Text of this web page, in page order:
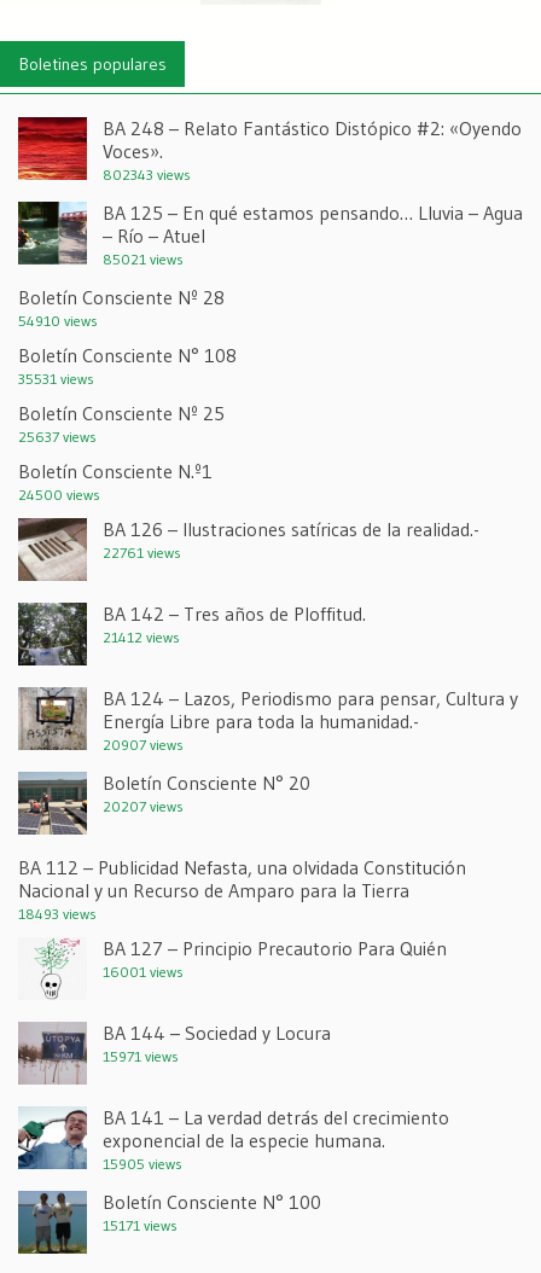
Boletines populares
BA 248 – Relato Fantástico Distópico #2: «Oyendo
Voces».
802343 views
BA 125 – En qué estamos pensando… Lluvia – Agua
– Río – Atuel
85021 views
Boletín Consciente Nº 28
54910 views
Boletín Consciente N° 108
35531 views
Boletín Consciente Nº 25
25637 views
Boletín Consciente N.º1
24500 views
BA 126 – Ilustraciones satíricas de la realidad.-
22761 views
BA 142 – Tres años de Ploffitud.
21412 views
BA 124 – Lazos, Periodismo para pensar, Cultura y
Energía Libre para toda la humanidad.-
20907 views
Boletín Consciente N° 20
20207 views
BA 112 – Publicidad Nefasta, una olvidada Constitución
Nacional y un Recurso de Amparo para la Tierra
18493 views
BA 127 – Principio Precautorio Para Quién
16001 views
BA 144 – Sociedad y Locura
15971 views
BA 141 – La verdad detrás del crecimiento
exponencial de la especie humana.
15905 views
Boletín Consciente N° 100
15171 views